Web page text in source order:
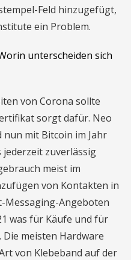
Feld hinzugefügt,
ein Problem.
unterscheiden sich
von Corona sollte
sorgt dafür. Neo
nun mit Bitcoin im Jahr
jederzeit zuverlässig
meist im
von Kontakten in
Messaging-Angeboten
was für Käufe und für
meisten Hardware
von Klebeband auf der